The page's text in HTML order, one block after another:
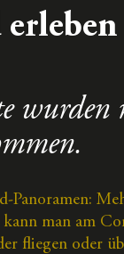
Panoramen:
man am
fliegen oder